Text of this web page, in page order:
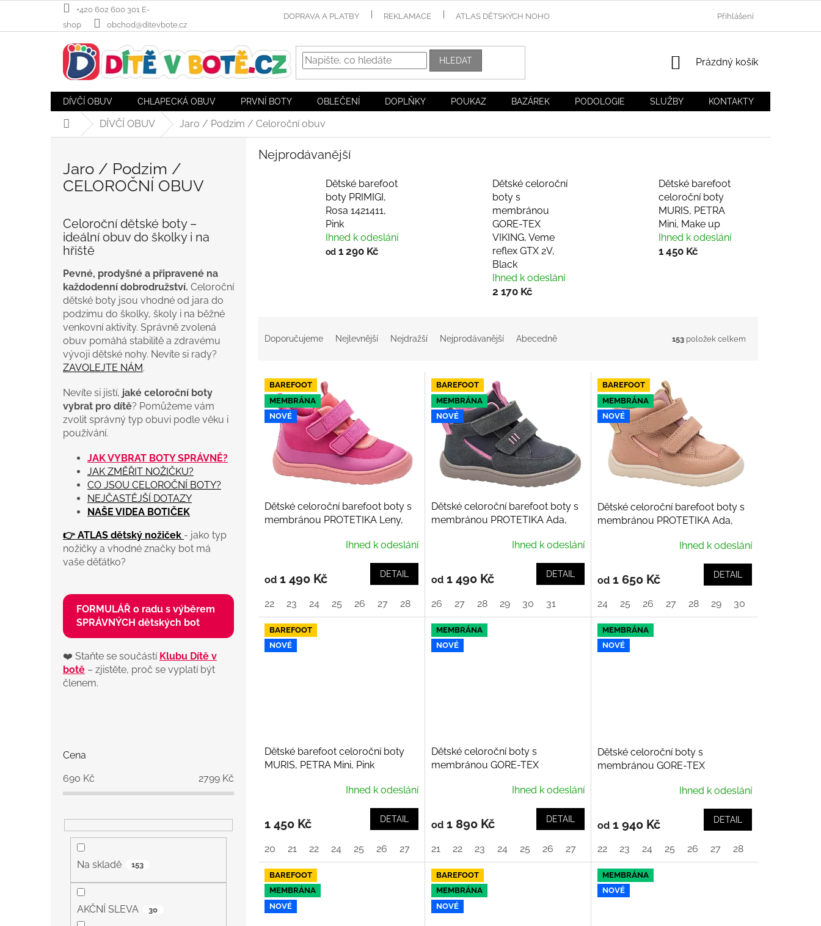
obsah
+420 602 600 301 E-
shop
obchod@ditevbote.cz
DOPRAVA A PLATBY REKLAMACE ATLAS DĚTSKÝCH NOHOU NEJČASTĚJŠÍ DOTAZY (FAQ)
Přihlášení
HLEDAT
NÁKUPNÍ
Prázdný košík
DÍVČÍ OBUV CHLAPECKÁ OBUV PRVNÍ BOTY OBLEČENÍ DOPLŇKY POUKAZ BAZÁREK PODOLOGIE SLUŽBY KONTAKTY
DomůDÍVČÍ OBUV Jaro / Podzim / Celoroční obuv
Jaro / Podzim /
CELOROČNÍ OBUV
Celoroční dětské boty –
ideální obuv do školky i na
hřiště
Pevné, prodyšné a připravené na
každodenní dobrodružství. Celoroční
dětské boty jsou vhodné od jara do
podzimu do školky, školy i na běžné
venkovní aktivity. Správně zvolená
obuv pomáhá stabilitě a zdravému
vývoji dětské nohy. Nevíte si rady?
ZAVOLEJTE NÁM.
Nevíte si jistí, jaké celoroční boty
vybrat pro dítě? Pomůžeme vám
zvolit správný typ obuvi podle věku i
používání.
JAK VYBRAT BOTY SPRÁVNĚ?
JAK ZMĚŘIT NOŽIČKU?
CO JSOU CELOROČNÍ BOTY?
NEJČASTĚJŠÍ DOTAZY
NAŠE VIDEA BOTIČEK
👉 ATLAS dětský nožiček - jako typ
nožičky a vhodné značky bot má
vaše děťátko?
FORMULÁŘ o radu s výběrem
SPRÁVNÝCH dětských bot
❤️ Staňte se součástí Klubu Dítě v
botě – zjistěte, proč se vyplatí být
členem.
Cena
690 Kč 2799 Kč
Na skladě 153
AKČNÍ SLEVA 30
Nejprodávanější
Dětské barefoot
boty PRIMIGI,
Rosa 1421411,
Pink
Ihned k odeslání
od 1 290 Kč
Dětské celoroční
boty s
membránou
GORE-TEX
VIKING, Veme
reflex GTX 2V,
Black
Ihned k odeslání
2 170 Kč
Dětské barefoot
celoroční boty
MURIS, PETRA
Mini, Make up
Ihned k odeslání
1 450 Kč
n
Doporučujeme Nejlevnější Nejdražší Nejprodávanější Abecedně 153 položek celkem
V
p
BAREFOOT
MEMBRÁNA
NOVÉ
Dětské celoroční barefoot boty s
membránou PROTETIKA Leny,
Ihned k odeslání
od 1 490 Kč DETAIL
22 23 24 25 26 27 28 29 30 32 33 34 35
BAREFOOT
MEMBRÁNA
NOVÉ
Dětské celoroční barefoot boty s
membránou PROTETIKA Ada,
Ihned k odeslání
od1 490 Kč DETAIL
26 27 28 29 30 31
BAREFOOT
MEMBRÁNA
NOVÉ
Dětské celoroční barefoot boty s
membránou PROTETIKA Ada,
Ihned k odeslání
od 1 650 Kč DETAIL
24 25 26 27 28 29 30
BAREFOOT
NOVÉ
Dětské barefoot celoroční boty
MURIS, PETRA Mini, Pink
Ihned k odeslání
1 450 Kč DETAIL
20 21 22 24 25 26 27
MEMBRÁNA
NOVÉ
Dětské celoroční boty s
membránou GORE-TEX
Ihned k odeslání
od1 890 Kč DETAIL
21 22 23 24 25 26 27 28 29 30
MEMBRÁNA
NOVÉ
Dětské celoroční boty s
membránou GORE-TEX
Ihned k odeslání
od 1 940 Kč DETAIL
22 23 24 25 26 27 28
BAREFOOT
MEMBRÁNA
NOVÉ
BAREFOOT
MEMBRÁNA
NOVÉ
MEMBRÁNA
NOVÉ